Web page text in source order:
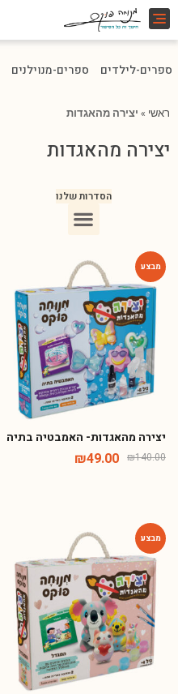
Toggle
navigation
ספרים-לילדים ספרים-מנוילנים
ראשי » יצירה מהאגדות
יצירה מהאגדות
הסדרות שלנו
יצירה מהאגדות- האמבטיה בתיה
₪140.00
₪49.00